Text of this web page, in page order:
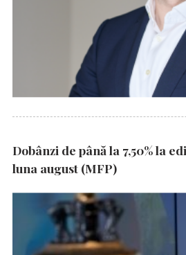
Dobânzi de până la 7,50% la
luna august (MFP)